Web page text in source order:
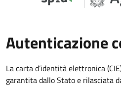
Autenticazione
La carta d’identità elettronica
garantita dallo Stato e rilasciata